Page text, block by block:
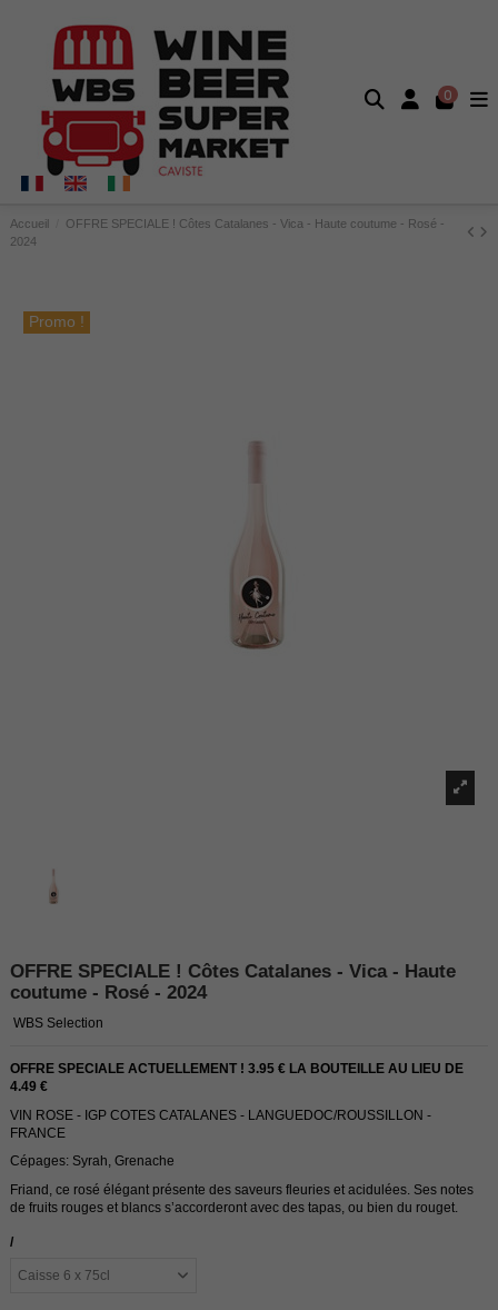
0
Accueil
OFFRE SPECIALE ! Côtes Catalanes - Vica - Haute coutume - Rosé -
2024
Promo !
OFFRE SPECIALE ! Côtes Catalanes - Vica - Haute
coutume - Rosé - 2024
WBS Selection
OFFRE SPECIALE ACTUELLEMENT ! 3.95 € LA BOUTEILLE AU LIEU DE
4.49 €
VIN ROSE - IGP COTES CATALANES - LANGUEDOC/ROUSSILLON -
FRANCE
Cépages: Syrah, Grenache
Friand, ce rosé élégant présente des saveurs fleuries et acidulées. Ses notes
de fruits rouges et blancs s’accorderont avec des tapas, ou bien du rouget.
/